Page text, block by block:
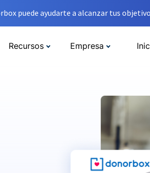
puede ayudarte a alcanzar tus
Recursos Empresa